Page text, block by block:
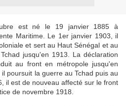
est né le 19 janvier 1885 à
Maritime. Le 1er janvier 1903, il
et sert au Haut Sénégal et au
jusqu'en 1913. La déclaration
au front en métropole jusqu'en
poursuit la guerre au Tchad puis au
il est de nouveau affecté sur le front
de novembre 1918.